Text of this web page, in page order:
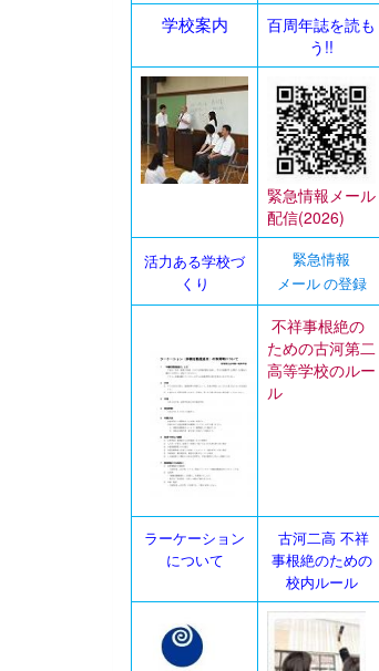
学校案内
百周年誌を読も
う!!
緊急情報メール
配信(2026)
活力ある学校づ
くり
緊急情報
メール の登録
不祥事根絶の
ための古河第二
高等学校のルー
ル
ラーケーション
について
古河二高 不祥
事根絶のための
校内ルール